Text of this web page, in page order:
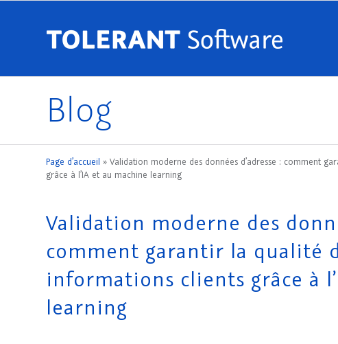
Blog
Page d’accueil » Validation moderne des données d’adresse : comment
grâce à l’IA et au machine learning
Validation moderne des
comment garantir la qualité
informations clients grâce à
learning